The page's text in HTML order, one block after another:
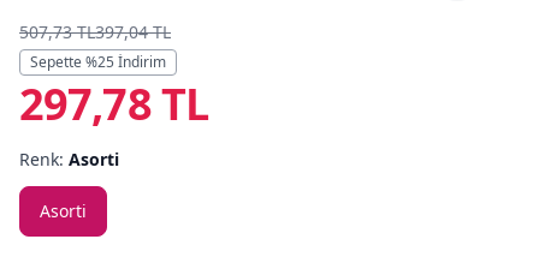
Markalar
Yazlık Pijama
Kampanyalar
507,73 TL397,04 TL
Sepette %25 İndirim
297,78 TL
Renk: Asorti
Asorti